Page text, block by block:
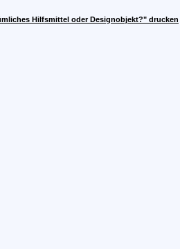
Hilfsmittel oder Designobjekt?" drucken